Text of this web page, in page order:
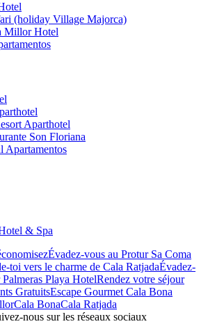
(holiday Village Majorca)
Millor Hotel
Aparthotel
Son Floriana
Apartamentos
& Spa
Évadez-vous au Protur Sa Coma
toi vers le charme de Cala RatjadaÉvadez-
Playa HotelRendez votre séjour
GratuitsEscape Gourmet Cala Bona
Cala BonaCala Ratjada
nous sur les réseaux sociaux